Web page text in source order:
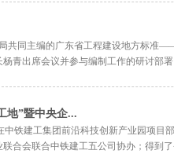
共同主编的广东省工程建设地方标
青出席会议并参与编制工作的研讨部
地”暨中央企...
铁建工集团前沿科技创新产业园项
合会联合中铁建工五公司协办；得到